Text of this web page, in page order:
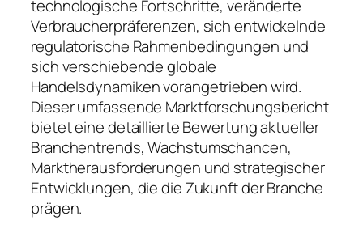
technologische Fortschritte, veränderte
Verbraucherpräferenzen, sich entwickelnde
regulatorische Rahmenbedingungen und
sich verschiebende globale
Handelsdynamiken vorangetrieben wird.
Dieser umfassende Marktforschungsbericht
bietet eine detaillierte Bewertung aktueller
Branchentrends, Wachstumschancen,
Marktherausforderungen und strategischer
Entwicklungen, die die Zukunft der Branche
prägen.